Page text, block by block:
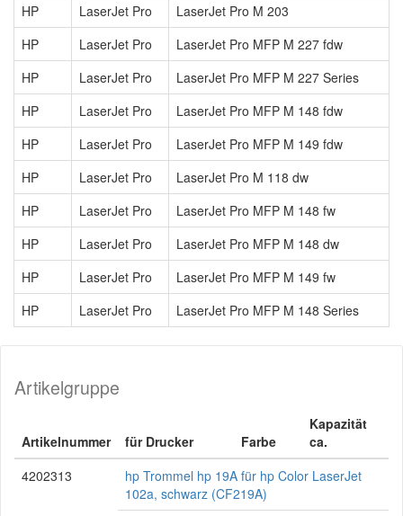
HP
LaserJet Pro
LaserJet Pro M 203
HP
LaserJet Pro
LaserJet Pro MFP M 227 fdw
HP
LaserJet Pro
LaserJet Pro MFP M 227 Series
HP
LaserJet Pro
LaserJet Pro MFP M 148 fdw
HP
LaserJet Pro
LaserJet Pro MFP M 149 fdw
HP
LaserJet Pro
LaserJet Pro M 118 dw
HP
LaserJet Pro
LaserJet Pro MFP M 148 fw
HP
LaserJet Pro
LaserJet Pro MFP M 148 dw
HP
LaserJet Pro
LaserJet Pro MFP M 149 fw
HP
LaserJet Pro LaserJet Pro MFP M 148 Series
Artikelgruppe
Artikelnummer für Drucker Farbe
Kapazität
ca.
4202313
hp Trommel hp 19A für hp Color LaserJet
102a, schwarz (CF219A)